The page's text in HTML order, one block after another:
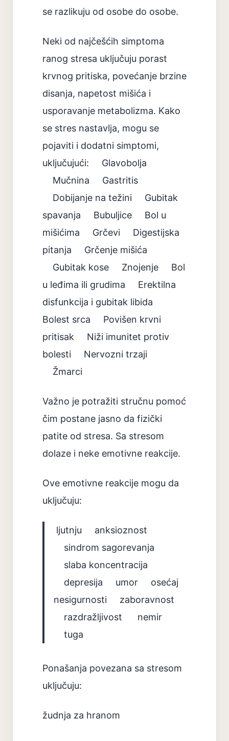
se razlikuju od osobe do osobe.
Neki od najčešćih simptoma
ranog stresa uključuju porast
krvnog pritiska, povećanje brzine
disanja, napetost mišića i
usporavanje metabolizma. Kako
se stres nastavlja, mogu se
pojaviti i dodatni simptomi,
uključujući: Glavobolja
Mučnina Gastritis
Dobijanje na težini Gubitak
spavanja Bubuljice Bol u
mišićima Grčevi Digestijska
pitanja Grčenje mišića
Gubitak kose Znojenje Bol
u leđima ili grudima Erektilna
disfunkcija i gubitak libida
Bolest srca Povišen krvni
pritisak Niži imunitet protiv
bolesti Nervozni trzaji
Žmarci
Važno je potražiti stručnu pomoć
čim postane jasno da fizički
patite od stresa. Sa stresom
dolaze i neke emotivne reakcije.
Ove emotivne reakcije mogu da
uključuju:
ljutnju anksioznost
sindrom sagorevanja
slaba koncentracija
depresija umor osećaj
nesigurnosti zaboravnost
razdražljivost nemir
tuga
Ponašanja povezana sa stresom
uključuju:
žudnja za hranom